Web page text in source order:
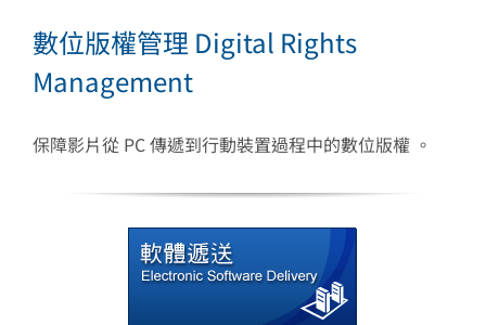
數位版權管理 Digital Rights
Management
保障影片從 PC 傳遞到行動裝置過程中的數位版權 。